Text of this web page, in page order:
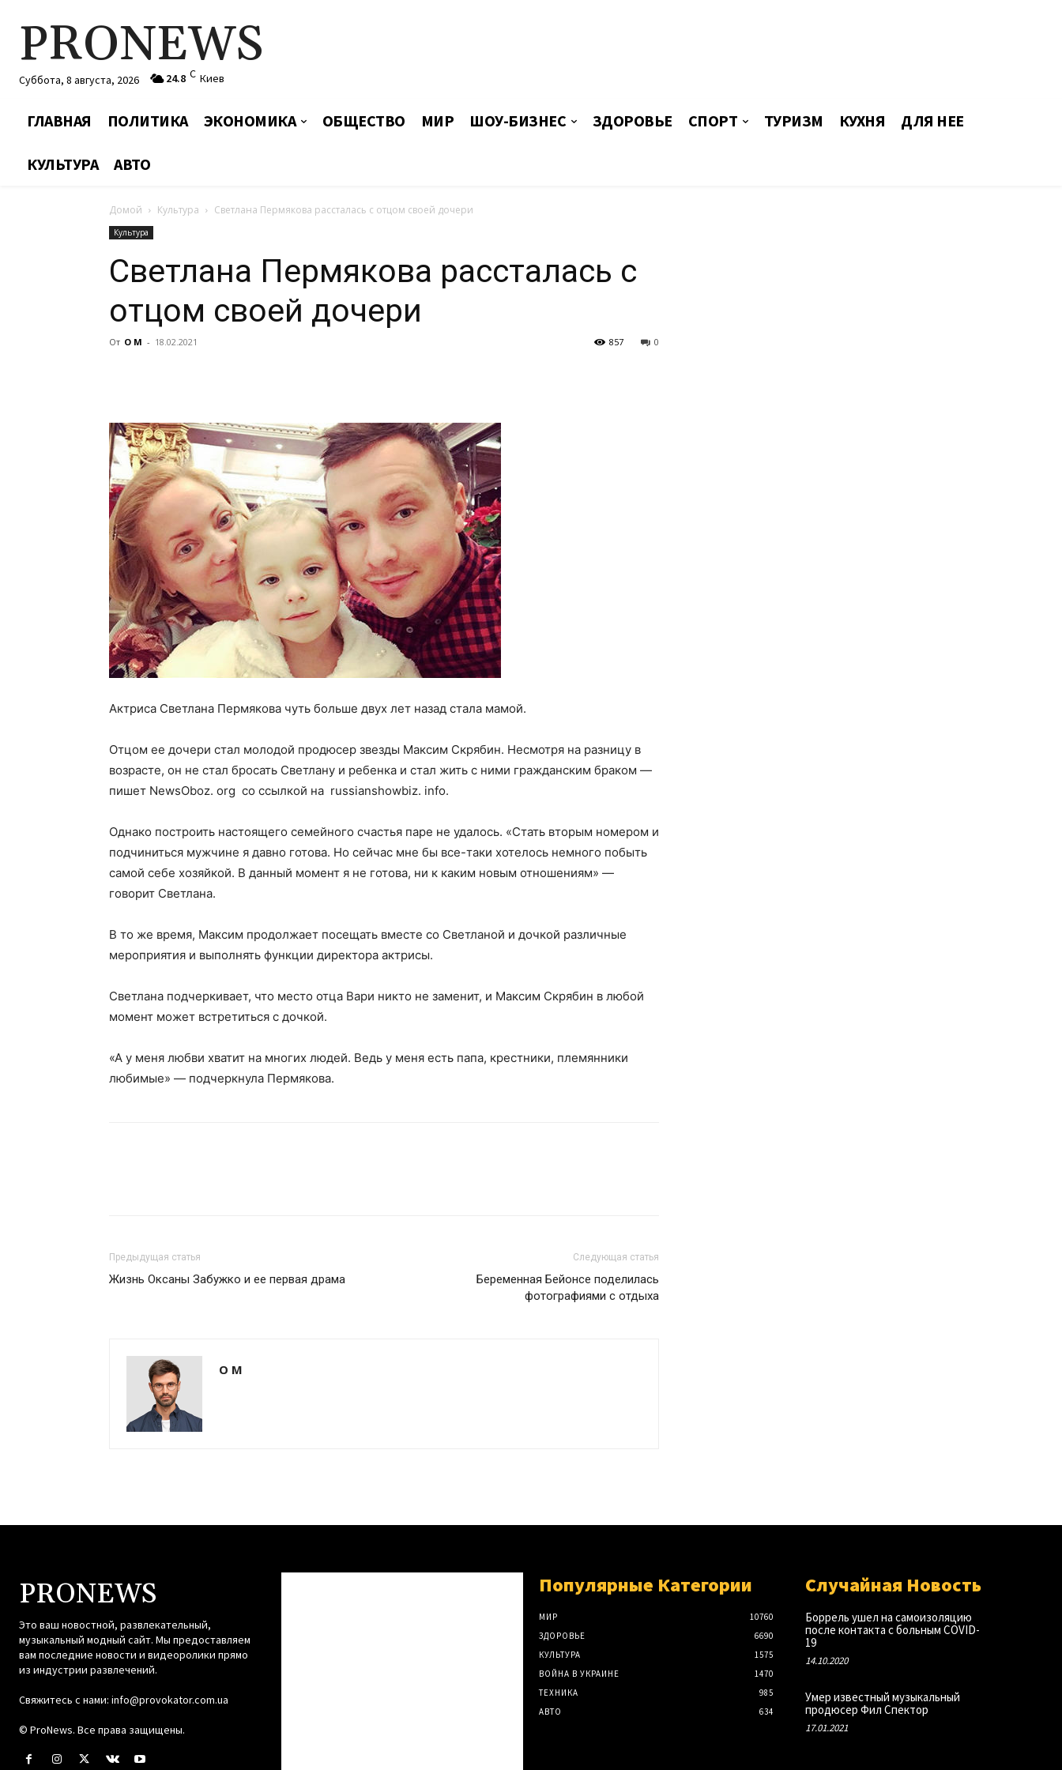
PRONEWS
Суббота, 8 августа, 2026 24.8 C Киев
ГЛАВНАЯ ПОЛИТИКА ЭКОНОМИКА ОБЩЕСТВО МИР ШОУ-БИЗНЕС ЗДОРОВЬЕ СПОРТ ТУРИЗМ КУХНЯ ДЛЯ НЕЕ
КУЛЬТУРА АВТО
Домой Культура Светлана Пермякова рассталась с отцом своей дочери
Культура
Светлана Пермякова рассталась с
отцом своей дочери
От О М - 18.02.2021 0
857
Актриса Светлана Пермякова чуть больше двух лет назад стала мамой.
Отцом ее дочери стал молодой продюсер звезды Максим Скрябин. Несмотря на разницу в
возрасте, он не стал бросать Светлану и ребенка и стал жить с ними гражданским браком —
пишет NewsOboz. org со ссылкой на russianshowbiz. info.
Однако построить настоящего семейного счастья паре не удалось. «Стать вторым номером и
подчиниться мужчине я давно готова. Но сейчас мне бы все-таки хотелось немного побыть
самой себе хозяйкой. В данный момент я не готова, ни к каким новым отношениям» —
говорит Светлана.
В то же время, Максим продолжает посещать вместе со Светланой и дочкой различные
мероприятия и выполнять функции директора актрисы.
Светлана подчеркивает, что место отца Вари никто не заменит, и Максим Скрябин в любой
момент может встретиться с дочкой.
«А у меня любви хватит на многих людей. Ведь у меня есть папа, крестники, племянники
любимые» — подчеркнула Пермякова.
Предыдущая статья
Жизнь Оксаны Забужко и ее первая драма
Следующая статья
Беременная Бейонсе поделилась
фотографиями с отдыха
О М
PRONEWS
Это ваш новостной, развлекательный,
музыкальный модный сайт. Мы предоставляем
вам последние новости и видеоролики прямо
из индустрии развлечений.
Свяжитесь с нами: info@provokator.com.ua
© ProNews. Все права защищены.
Популярные Категории
МИР
10760
ЗДОРОВЬЕ
6690
КУЛЬТУРА
1575
ВОЙНА В УКРАИНЕ
1470
ТЕХНИКА
985
АВТО
634
Случайная Новость
Боррель ушел на самоизоляцию
после контакта с больным COVID-
19
14.10.2020
Умер известный музыкальный
продюсер Фил Спектор
17.01.2021